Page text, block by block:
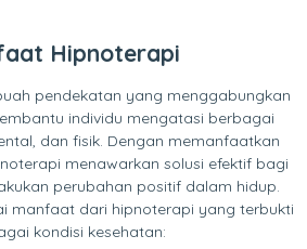
Hipnoterapi
pendekatan yang menggabungkan
individu mengatasi berbagai
dan fisik. Dengan memanfaatkan
menawarkan solusi efektif bagi
perubahan positif dalam hidup.
manfaat dari hipnoterapi yang terbukti
kondisi kesehatan: